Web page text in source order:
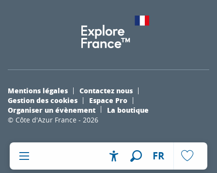
Accessibilité
FR
© Côte d'Azur France - 2026
Mentions légales
Contactez nous
Gestion des cookies
Espace Pro
Organiser un évènement
La boutique